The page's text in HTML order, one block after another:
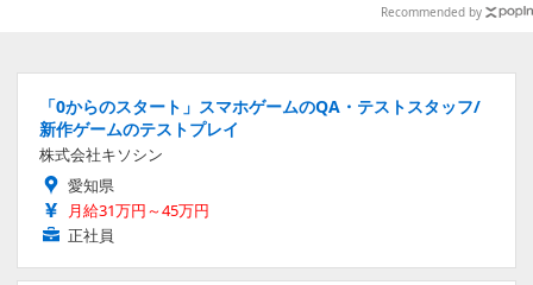
Recommended by
「0からのスタート」スマホゲームのQA・テストスタッフ/
新作ゲームのテストプレイ
株式会社キソシン
愛知県
月給31万円～45万円
正社員